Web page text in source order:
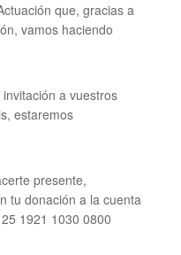
que, gracias a
vamos haciendo
a vuestros
estaremos
presente,
tu donación a la cuenta
1921 1030 0800